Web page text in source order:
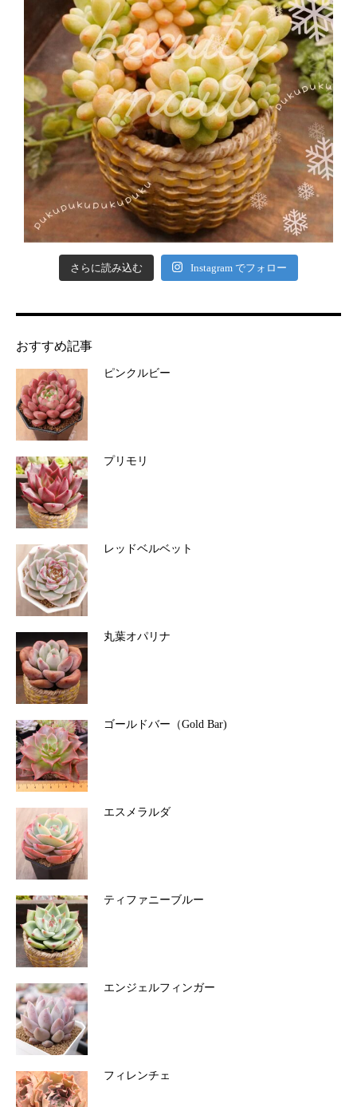
さらに読み込む Instagram でフォロー
おすすめ記事
ピンクルビー
プリモリ
レッドベルベット
丸葉オパリナ
ゴールドバー（Gold Bar)
エスメラルダ
ティファニーブルー
エンジェルフィンガー
フィレンチェ